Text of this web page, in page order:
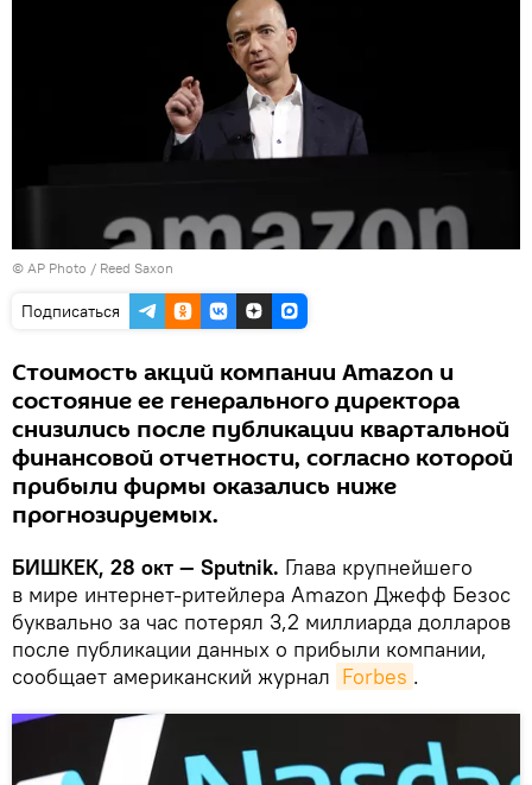
© AP Photo / Reed Saxon
Подписаться
Стоимость акций компании Amazon и
состояние ее генерального директора
снизились после публикации квартальной
финансовой отчетности, согласно которой
прибыли фирмы оказались ниже
прогнозируемых.
БИШКЕК, 28 окт — Sputnik. Глава крупнейшего
в мире интернет-ритейлера Amazon Джефф Безос
буквально за час потерял 3,2 миллиарда долларов
после публикации данных о прибыли компании,
сообщает американский журнал Forbes .